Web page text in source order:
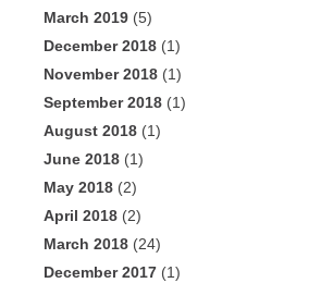
March 2019 (5)
December 2018 (1)
November 2018 (1)
September 2018 (1)
August 2018 (1)
June 2018 (1)
May 2018 (2)
April 2018 (2)
March 2018 (24)
December 2017 (1)